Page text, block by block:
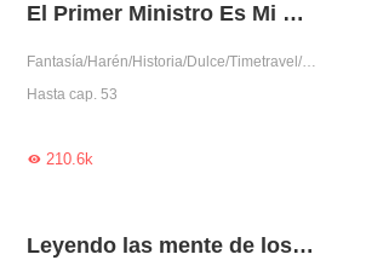
El Primer Ministro Es Mi Concubina
Fantasía/Harén/Historia/Dulce/Timetravel/Comedia/Disfrazada de hombre/Rodeada por lindos
Hasta cap. 53
210.6k
Leyendo las mente de los chicos